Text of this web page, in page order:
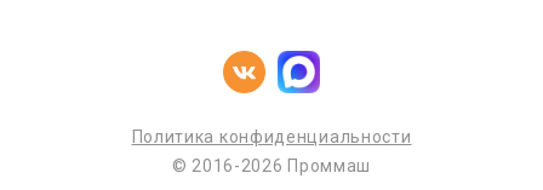
Политика конфиденциальности
© 2016-2026 Проммаш